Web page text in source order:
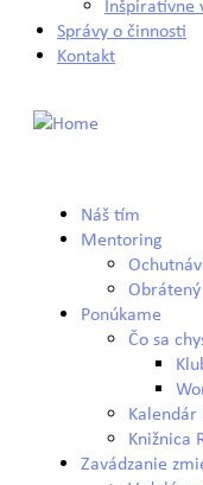
Inšpiratívne
Správy o činnosti
Kontakt
Náš tím
Mentoring
Ponúkame
Čo sa
Knižnica
Zavádzanie